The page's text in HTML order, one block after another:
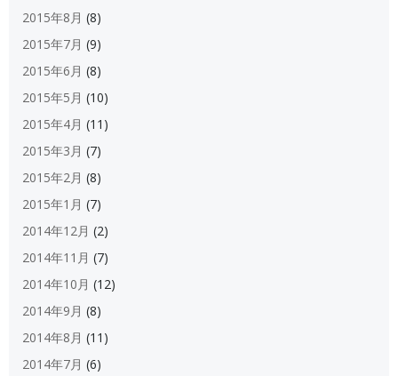
2015年8月 (8)
2015年7月 (9)
2015年6月 (8)
2015年5月 (10)
2015年4月 (11)
2015年3月 (7)
2015年2月 (8)
2015年1月 (7)
2014年12月 (2)
2014年11月 (7)
2014年10月 (12)
2014年9月 (8)
2014年8月 (11)
2014年7月 (6)